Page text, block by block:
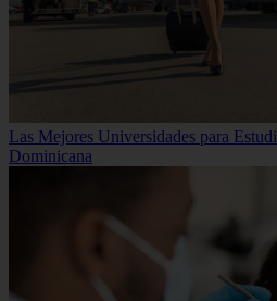
Las Mejores Universidades para
Dominicana